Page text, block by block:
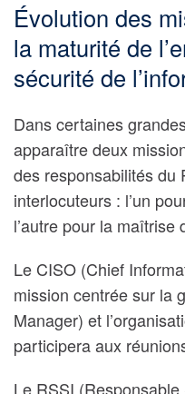
Évolution des
la maturité de
sécurité de
Dans certaines
apparaître deux
des responsabilités du
interlocuteurs : l’un
l’autre pour la maîtrise
Le CISO (Chief
mission centrée sur la
Manager) et
participera aux
Le RSSI